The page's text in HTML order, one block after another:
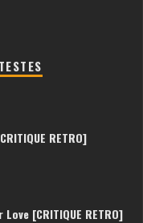
RETRO]
[CRITIQUE RETRO]